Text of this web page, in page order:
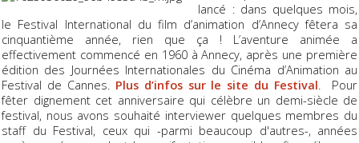
lancé : dans quelques mois,
le Festival International du film d’animation d’Annecy fêtera sa
cinquantième année, rien que ça ! L’aventure animée a
effectivement commencé en 1960 à Annecy, après une première
édition des Journées Internationales du Cinéma d’Animation au
Festival de Cannes. Plus d’infos sur le site du Festival. Pour
fêter dignement cet anniversaire qui célèbre un demi-siècle de
festival, nous avons souhaité interviewer quelques membres du
staff du Festival, ceux qui -parmi beaucoup d'autres-, années